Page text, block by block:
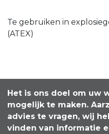
Te gebruiken in
(ATEX)
Het is ons doel om uw
mogelijk te maken.
advies te vragen, wij
vinden van informatie